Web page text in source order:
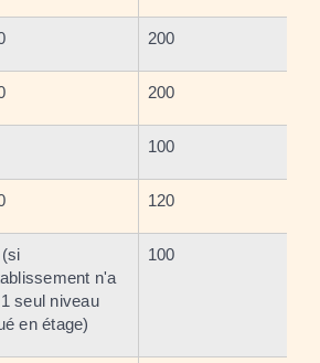
200
200
100
120
n'a
seul niveau
en étage)
100